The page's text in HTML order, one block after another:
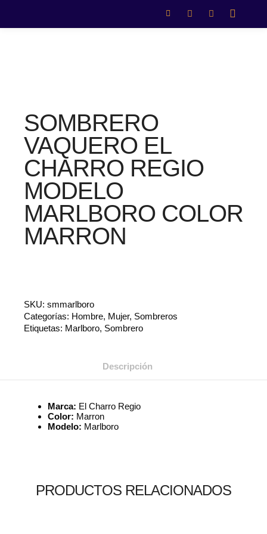
SOMBRERO
VAQUERO EL
CHARRO REGIO
MODELO
MARLBORO COLOR
MARRON
SKU: smmarlboro
Categorías: Hombre, Mujer, Sombreros
Etiquetas: Marlboro, Sombrero
Descripción
Marca: El Charro Regio
Color: Marron
Modelo: Marlboro
PRODUCTOS RELACIONADOS